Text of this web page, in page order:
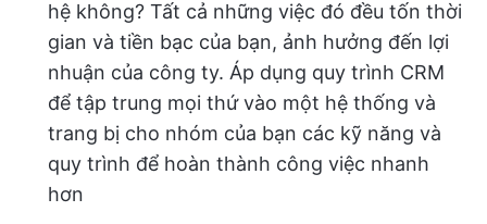
hệ không? Tất cả những việc đó đều tốn thời
gian và tiền bạc của bạn, ảnh hưởng đến lợi
nhuận của công ty. Áp dụng quy trình CRM
để tập trung mọi thứ vào một hệ thống và
trang bị cho nhóm của bạn các kỹ năng và
quy trình để hoàn thành công việc nhanh
hơn